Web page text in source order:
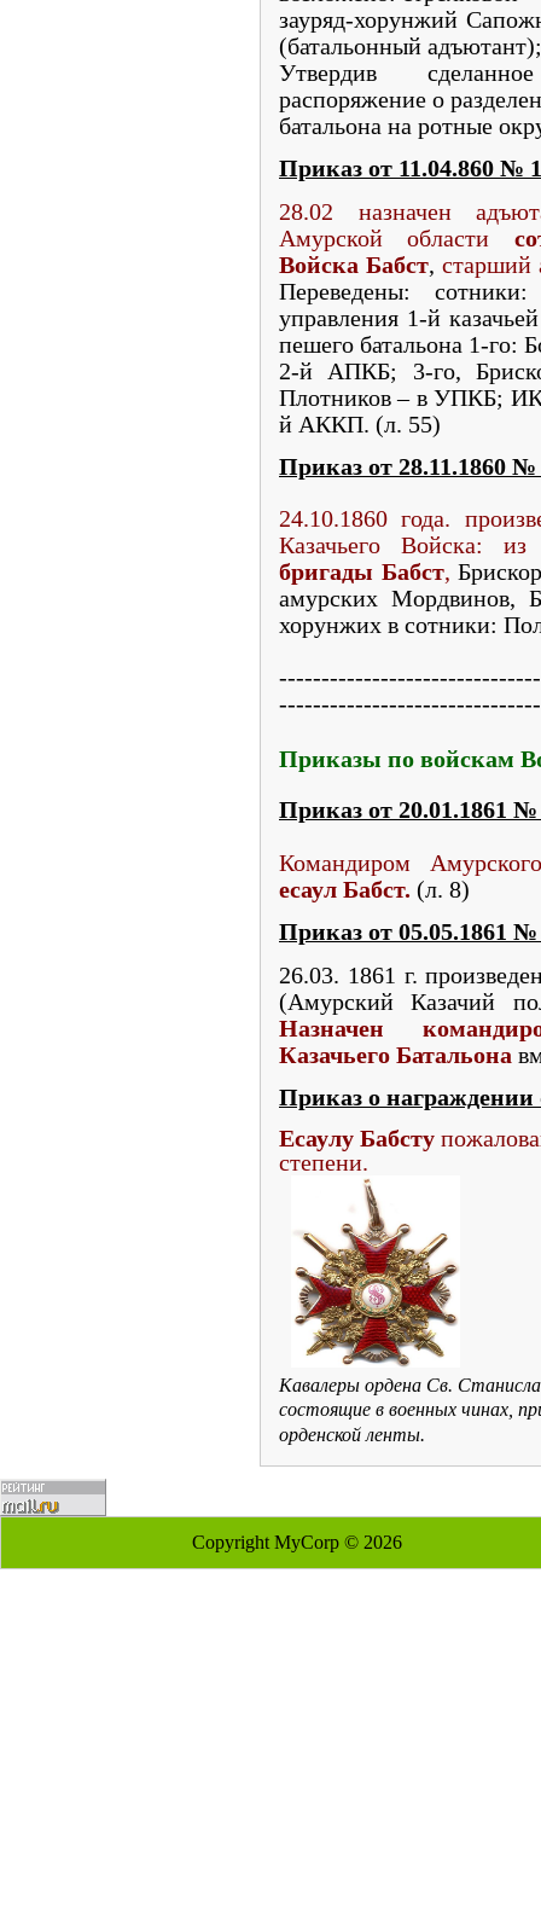
зауряд-хорунжий
(батальонный
Утвердив
распоряжение о
батальона на ротные
Приказ от 11.04.860 №
28.02 назначен
Амурской области
Войска Бабст, старший
Переведены:
управления 1-й
пешего батальона 1-го:
2-й АПКБ; 3-го,
Плотников – в УПКБ;
й АККП. (л. 55)
Приказ от 28.11.1860 №
24.10.1860 года.
Казачьего Войска:
бригады Бабст,
амурских Мордвинов,
хорунжих в сотники:
Приказы по войскам
Приказ от 20.01.1861
Командиром
есаул Бабст. (л. 8)
Приказ от 05.05.1861 №
26.03. 1861 г.
(Амурский Казачий
Назначен
Казачьего Батальона
Приказ о награждении
Есаулу Бабсту
степени.
Кавалеры ордена Св.
состоящие в военных чинах,
орденской ленты.
Copyright MyCorp © 2026